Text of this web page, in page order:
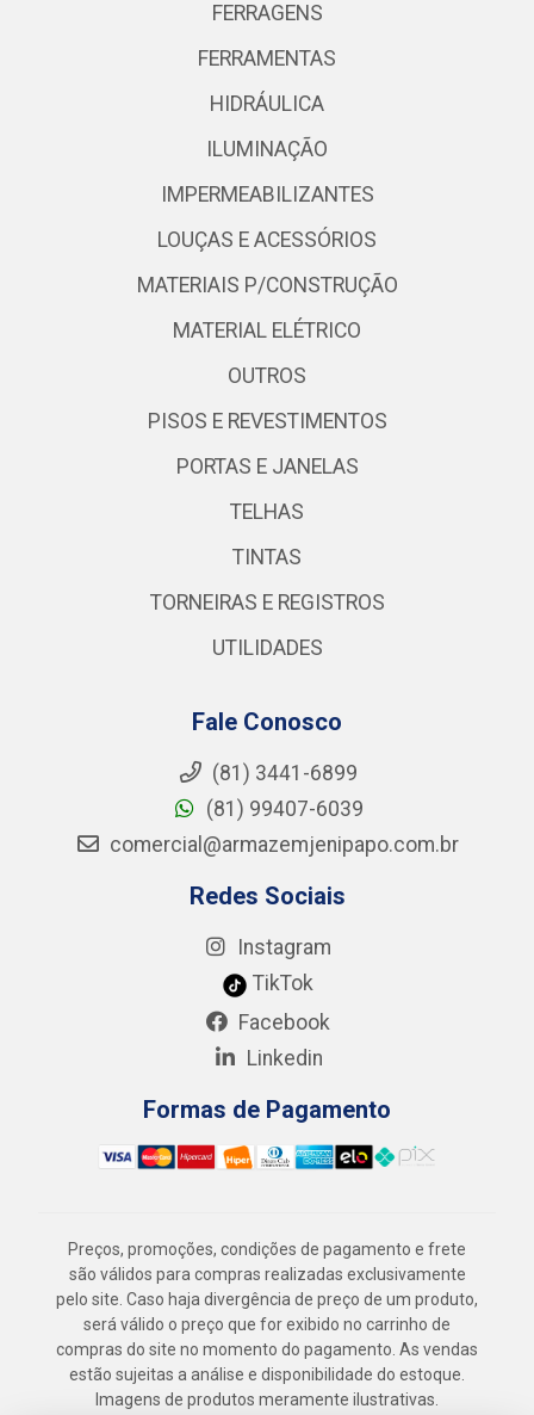
FERRAGENS
FERRAMENTAS
HIDRÁULICA
ILUMINAÇÃO
IMPERMEABILIZANTES
LOUÇAS E ACESSÓRIOS
MATERIAIS P/CONSTRUÇÃO
MATERIAL ELÉTRICO
OUTROS
PISOS E REVESTIMENTOS
PORTAS E JANELAS
TELHAS
TINTAS
TORNEIRAS E REGISTROS
UTILIDADES
Fale Conosco
(81) 3441-6899
(81) 99407-6039
comercial@armazemjenipapo.com.br
Redes Sociais
Instagram
TikTok
Facebook
Linkedin
Formas de Pagamento
Preços, promoções, condições de pagamento e frete
são válidos para compras realizadas exclusivamente
pelo site. Caso haja divergência de preço de um produto,
será válido o preço que for exibido no carrinho de
compras do site no momento do pagamento. As vendas
estão sujeitas a análise e disponibilidade do estoque.
Imagens de produtos meramente ilustrativas.